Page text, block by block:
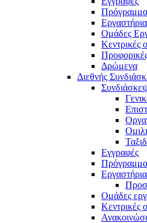
Πρόγραμμα
Εργαστήρια
Ομάδες
Κεντρικές
Δρώμενα
Διεθνής
Εγγραφές
Πρόγραμμα
Εργαστήρια
Ομάδες
Κεντρικές